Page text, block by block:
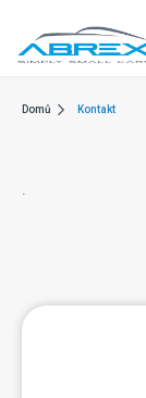
Domů Kontakt
.